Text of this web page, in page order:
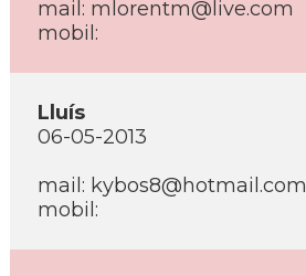
mail: mlorentm@live.com
mobil:
Lluí­s
06-05-2013
mail: kybos8@hotmail.com
mobil: